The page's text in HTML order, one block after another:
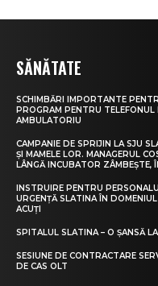
SĂNĂTATE
SCHIMBĂRI IMPORTANTE
PROGRAM PENTRU TELEFONUL
AMBULATORIU
CAMPANIE DE SPRIJIN LA SJU
ȘI MAMELE LOR. MANAGERUL
LÂNGĂ INCUBATOR ZÂMBEȘTE,
INSTRUIRE PENTRU
URGENȚĂ SLATINA ÎN
ACUȚI
SPITALUL SLATINA – O ȘANSĂ
SESIUNE DE CONTRACTARE
DE CAS OLT